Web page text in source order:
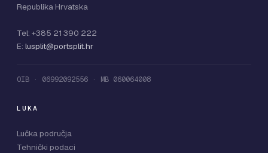
Republika Hrvatska
Tel: +385 21 390 222
E: lusplit@portsplit.hr
OIB · 06992092556 · MB 060064008
LUKA
Lučka područja
Tehnički podaci